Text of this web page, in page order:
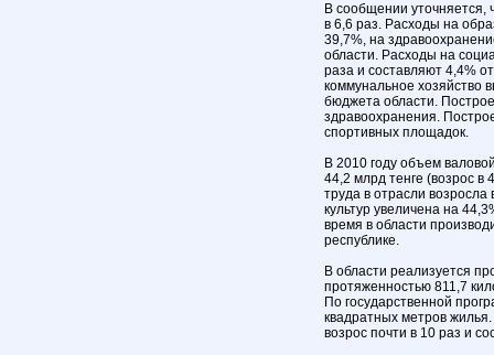
В сообщении уточняется,
в 6,6 раз. Расходы на
39,7%, на
области. Расходы на
раза и составляют 4,4%
коммунальное хозяйство
бюджета области.
здравоохранения.
спортивных площадок.
В 2010 году объем
44,2 млрд тенге (возрос в
труда в отрасли
культур увеличена на
время в области
республике.
В области реализуется
протяженностью 811,7
По государственной
квадратных метров
возрос почти в 10 раз и